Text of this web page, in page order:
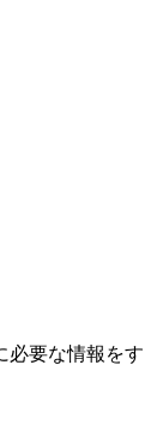
必要な情報をす